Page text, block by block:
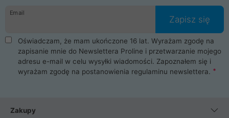
danych osobowych. Dlatego zakup notebooka albo laptopa w
ProLine to czysta przyjemność i pełne bezpieczeństwo.
Zaopatrzysz się u nas w akcesoria i części komputerowe
takie jak procesory, karty graficzne, płyty główne, pamięci,
dyski SSD, M.2 oraz HDD. Nasi pracownicy pomogą Ci wybrać
najlepszy zasilacz komputerowy oraz obudowę do komputera.
Poza komputerami mamy również najlepsze na rynku
Smartfony takich producentów jak Xiaomi, Apple, Samsung i
wentylatory. Na koniec mając już to wszystko, możesz
Email
Zapisz się
Oświadczam, że mam ukończone 16 lat. Wyrażam zgodę na
zapisanie mnie do Newslettera Proline i przetwarzanie mojego
adresu e-mail w celu wysyłki wiadomości. Zapoznałem się i
wyrażam zgodę na postanowienia regulaminu newslettera.
Zakupy